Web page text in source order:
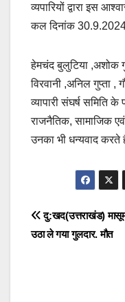
व्यपारियों द्वारा इस
कल दिनांक 30.9.2024
हेमचंद बुलुटिया ,अशोक
विरवानी ,अनिल
व्यापारी संघर्ष समिति के
राजनैतिक, सामाजिक
उनका भी धन्यवाद करते
Post
दु:खद(उत्तराखंड)
उठा ले गया गुलदार. मौत